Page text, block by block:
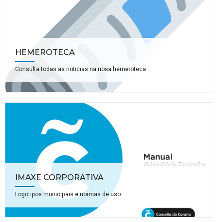
HEMEROTECA
Consulta todas as noticias na nosa hemeroteca
IMAXE CORPORATIVA
Logotipos municipais e normas de uso